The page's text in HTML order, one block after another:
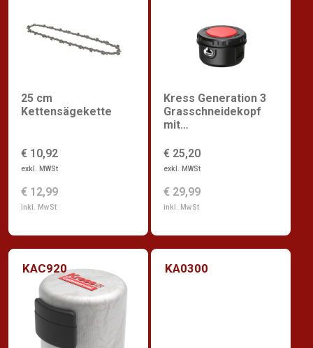
25 cm
Kettensägekette
€ 10,92
exkl. MWSt
€ 12,99
inkl. MwSt
Kress Generation 3
Grasschneidekopf
mit
ung
€ 25,20
exkl. MWSt
€ 29,99
inkl. MwSt
KAC920 KA0300